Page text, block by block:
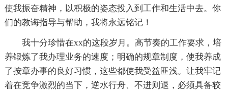
使我振奋精神，以积极的姿态投入到工作和生活中去。你
们的教诲指导与帮助，我将永远铭记！
我十分珍惜在xx的这段岁月。高节奏的工作要求，培
养锻炼了我办理业务的速度；明确的规章制度，使我养成
了按章办事的良好习惯，这些都使我受益匪浅。让我牢记
着在竞争激烈的当下，逆水行舟、不进则退，必须具备较